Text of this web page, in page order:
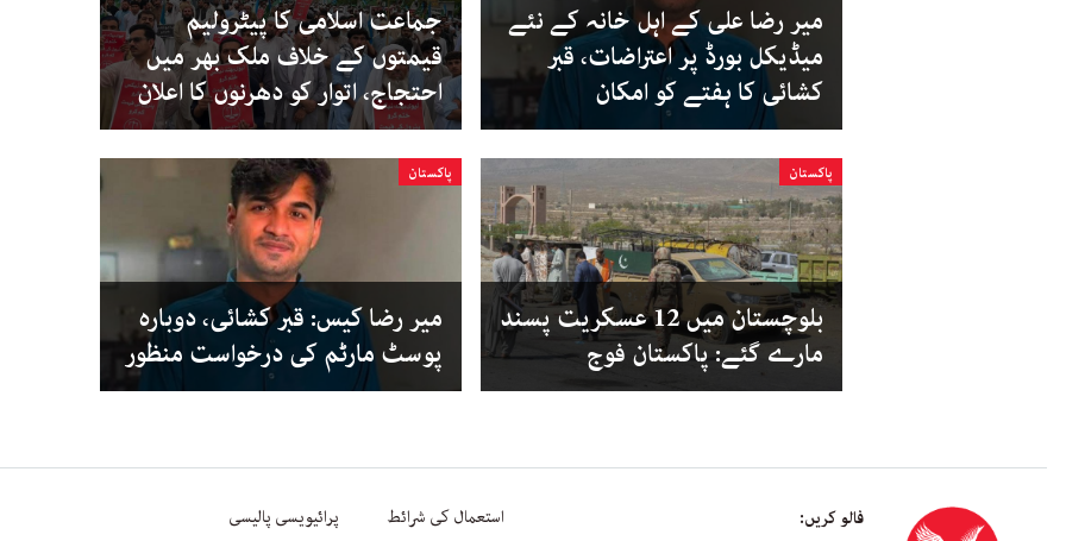
میر رضا علی کے اہل خانہ کے نئے
میڈیکل بورڈ پر اعتراضات، قبر
کشائی کا ہفتے کو امکان
جماعت اسلامی کا پیٹرولیم
قیمتوں کے خلاف ملک بھر میں
احتجاج، اتوار کو دھرنوں کا اعلان
پاکستان
بلوچستان میں 12 عسکریت پسند
مارے گئے: پاکستان فوج
پاکستان
میر رضا کیس: قبر کشائی، دوبارہ
پوسٹ مارٹم کی درخواست منظور
فالو کریں: استعمال کی شرائط پرائیویسی پالیسی